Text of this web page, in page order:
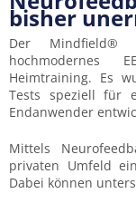
bisher
Der Mindfield®
hochmodernes
Heimtraining. Es
Tests speziell für
Endanwender
Mittels
privaten Umfeld
Dabei können